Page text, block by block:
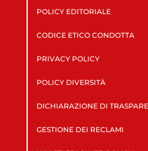
POLICY EDITORIALE
CODICE ETICO CONDOTTA
PRIVACY POLICY
POLICY DIVERSITÀ
DICHIARAZIONE DI
GESTIONE DEI RECLAMI